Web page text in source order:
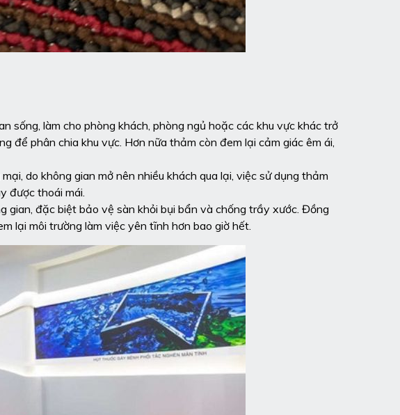
sống, làm cho phòng khách, phòng ngủ hoặc các khu vực khác trở
để phân chia khu vực. Hơn nữa thảm còn đem lại cảm giác êm ái,
do không gian mở nên nhiều khách qua lại, việc sử dụng thảm
được thoái mái.
gian, đặc biệt bảo vệ sàn khỏi bụi bẩn và chống trầy xước. Đồng
lại môi trường làm việc yên tĩnh hơn bao giờ hết.